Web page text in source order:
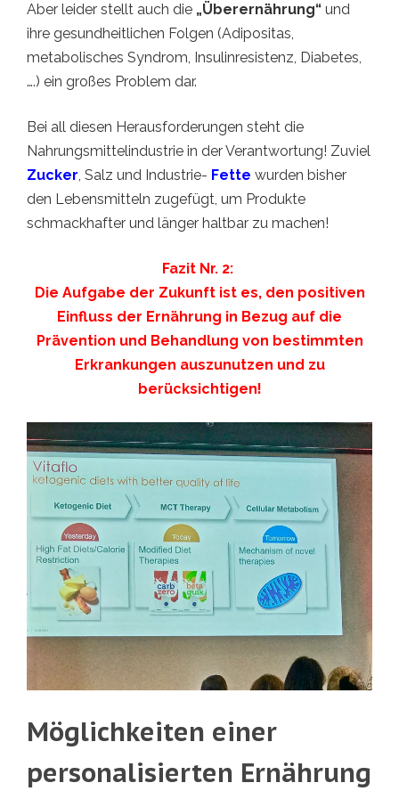
Aber leider stellt auch die „Überernährung“ und
ihre gesundheitlichen Folgen (Adipositas,
metabolisches Syndrom, Insulinresistenz, Diabetes,
….) ein großes Problem dar.
Bei all diesen Herausforderungen steht die
Nahrungsmittelindustrie in der Verantwortung! Zuviel
Zucker, Salz und Industrie- Fette wurden bisher
den Lebensmitteln zugefügt, um Produkte
schmackhafter und länger haltbar zu machen!
Fazit Nr. 2:
Die Aufgabe der Zukunft ist es, den positiven
Einfluss der Ernährung in Bezug auf die
Prävention und Behandlung von bestimmten
Erkrankungen auszunutzen und zu
berücksichtigen!
Möglichkeiten einer
personalisierten Ernährung